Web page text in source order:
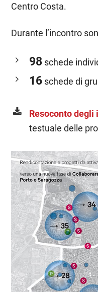
Centro Costa.
Durante l’incontro
98 schede
16 schede di
Resoconto
testuale delle